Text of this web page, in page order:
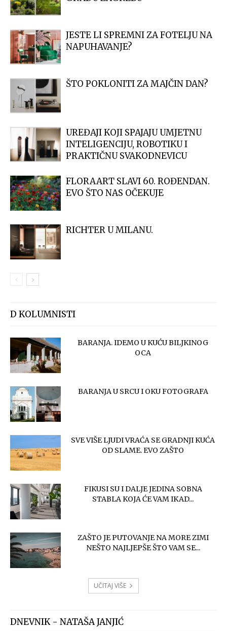
JESTE LI SPREMNI ZA FOTELJU NA
NAPUHAVANJE?
ŠTO POKLONITI ZA MAJČIN DAN?
UREĐAJI KOJI SPAJAJU UMJETNU
INTELIGENCIJU, ROBOTIKU I
PRAKTIČNU SVAKODNEVICU
FLORAART SLAVI 60. ROĐENDAN.
EVO ŠTO NAS OČEKUJE
RICHTER U MILANU.
D KOLUMNISTI
BARANJA. IDEMO U KUĆU BILJKINOG
OCA
BARANJA U SRCU I OKU FOTOGRAFA
SVE VIŠE LJUDI VRAĆA SE GRADNJI KUĆA
OD SLAME. EVO ZAŠTO
FIKUSI SU I DALJE JEDINA SOBNA
STABLA KOJA ĆE VAM IKAD...
ZAŠTO JE PUTOVANJE NA MORE ZIMI
NEŠTO NAJLJEPŠE ŠTO VAM SE...
UČITAJ VIŠE
DNEVNIK - NATAŠA JANJIĆ